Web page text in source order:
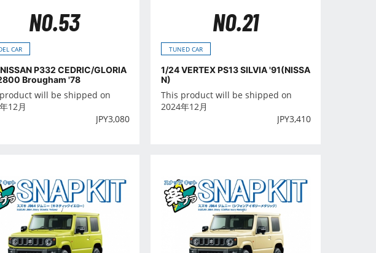
NO.53
CAR
P332 CEDRIC/GLORIA
Brougham '78
will be shipped on
12月
JPY3,080
NO.21
TUNED CAR
1/24 VERTEX PS13 SILVIA '91(NISSA
N)
This product will be shipped on
2024年12月
JPY3,410